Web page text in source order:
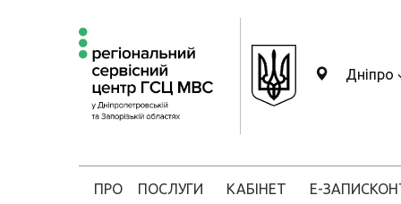
Дніпро
ПРО ПОСЛУГИ КАБІНЕТ Е-ЗАПИС